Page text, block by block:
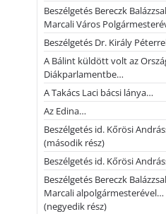
Beszélgetés Bereczk
Marcali Város
Beszélgetés Dr. Király
A Bálint küldött volt az
Diákparlamentbe…
A Takács Laci bácsi lánya…
Az Edina…
Beszélgetés id. Kőrösi
(második rész)
Beszélgetés id. Kőrösi
Beszélgetés Bereczk Balázzsal
Marcali alpolgármesterével…
(negyedik rész)